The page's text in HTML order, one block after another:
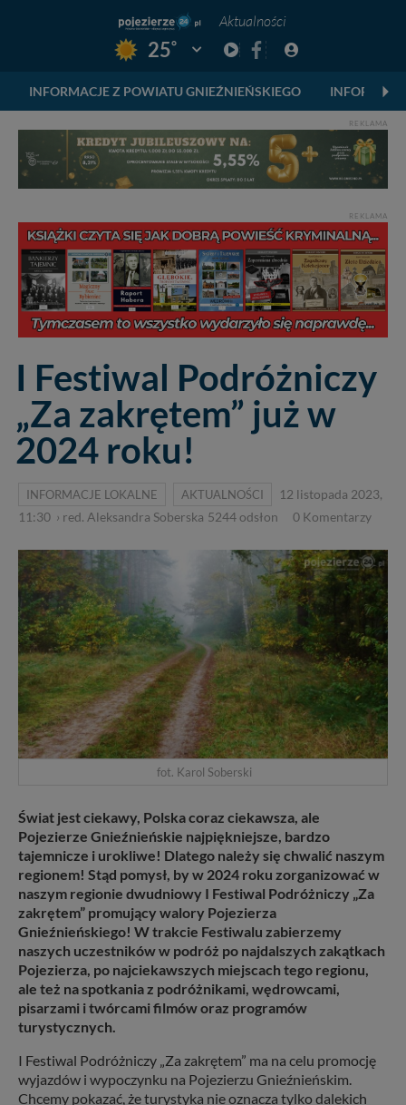
Aktualności
25° Pogoda: Gniezno
INFORMACJE Z POWIATU GNIEŹNIEŃSKIEGO
REKLAMA
REKLAMA
I Festiwal Podróżniczy
„Za zakrętem” już w
2024 roku!
INFORMACJE LOKALNE AKTUALNOŚCI
12 listopada 2023,
11:30 › red. Aleksandra Soberska 5244 odsłon 0 Komentarzy
fot. Karol Soberski
Świat jest ciekawy, Polska coraz ciekawsza, ale
Pojezierze Gnieźnieńskie najpiękniejsze, bardzo
tajemnicze i urokliwe! Dlatego należy się chwalić naszym
regionem! Stąd pomysł, by w 2024 roku zorganizować w
naszym regionie dwudniowy I Festiwal Podróżniczy „Za
zakrętem” promujący walory Pojezierza
Gnieźnieńskiego! W trakcie Festiwalu zabierzemy
naszych uczestników w podróż po najdalszych zakątkach
Pojezierza, po najciekawszych miejscach tego regionu,
ale też na spotkania z podróżnikami, wędrowcami,
pisarzami i twórcami filmów oraz programów
turystycznych.
I Festiwal Podróżniczy „Za zakrętem” ma na celu promocję
wyjazdów i wypoczynku na Pojezierzu Gnieźnieńskim.
Chcemy pokazać, że turystyka nie oznacza tylko dalekich